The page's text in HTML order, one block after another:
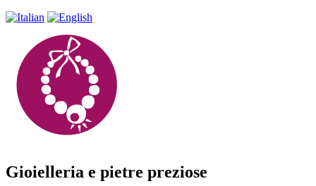
Gioielleria e pietre preziose